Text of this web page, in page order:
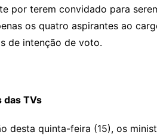
por terem convidado para
os quatro aspirantes ao
de intenção de voto.
das TVs
desta quinta-feira (15), os